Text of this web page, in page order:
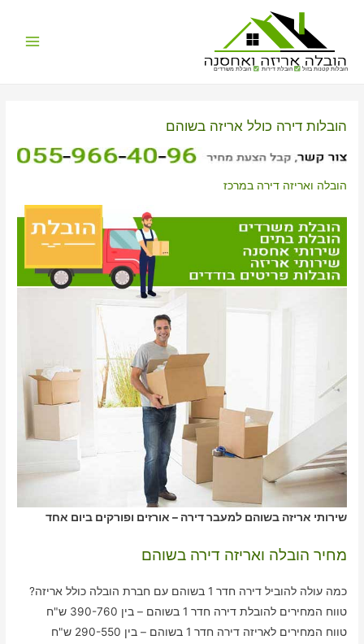
הובלות קטנות בזול הובלת דירות הובלת משרדים
הובלות דירה כולל אריזה בשוהם
הובלה ואריזה דירה במרכז
שירותי אריזה בשוהם למעבר דירה – אורזים ופורקים ביום אחד
מחיר הובלה ואריזה דירה בשוהם
כמה עולה להוביל דירה חדר 1 בשוהם עם חברת הובלה כולל אריזה?
טווח המחירים להובלת דירה חדר 1 בשוהם – בין 390-760 ש"ח
טווח המחירים לאריזה דירה חדר 1 בשוהם – בין 290-550 ש"ח